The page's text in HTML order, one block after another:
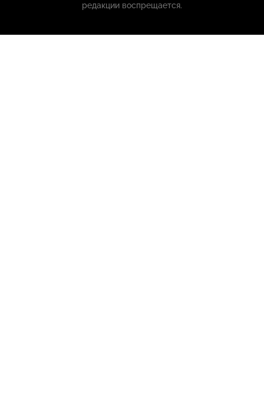
редакции воспрещается.